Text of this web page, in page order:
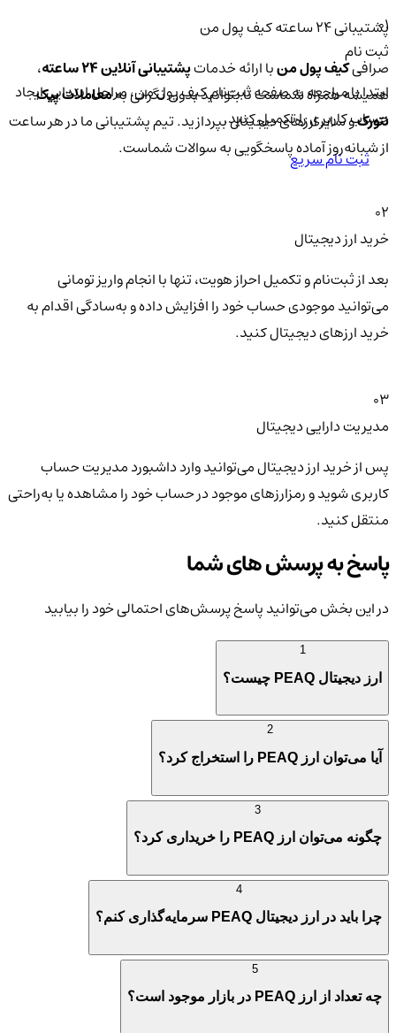
پشتیبانی ۲۴ ساعته کیف پول من
صرافیکیف پول منبا ارائه خدماتپشتیبانی آنلاین ۲۴ ساعته
،
همیشه همراه شماست تا بتوانید بدون نگرانی بهمعاملات پیک
نتورکو سایر ارزهای دیجیتال بپردازید. تیم پشتیبانی ما در هر ساعت
از شبانه‌روز آماده پاسخگویی به سوالات شماست.
01
ثبت نام
ابتدا با مراجعه به صفحه ثبت‌نام کیف‌ پول من، مراحل ابتدایی ایجاد
حساب کاربری را تکمیل کنید.
ثبت نام سریع
02
خرید ارز دیجیتال
بعد از ثبت‌نام و تکمیل احراز هویت، تنها با انجام واریز تومانی
می‌توانید موجودی حساب خود را افزایش داده و به‌سادگی اقدام به
خرید ارزهای دیجیتال کنید.
03
مدیریت دارایی دیجیتال
پس از خرید ارز دیجیتال می‌توانید وارد داشبورد مدیریت حساب
کاربری شوید و رمزارزهای موجود در حساب خود را مشاهده یا به‌راحتی
منتقل کنید.
پاسخ به پرسش های شما
در این بخش می‌توانید پاسخ پرسش‌های احتمالی خود را بیابید
ارز دیجیتال PEAQ چیست؟
آیا می‌توان ارز PEAQ را استخراج کرد؟
چگونه می‌توان ارز PEAQ را خریداری کرد؟
چرا باید در ارز دیجیتال PEAQ سرمایه‌گذاری کنم؟
چه تعداد از ارز PEAQ در بازار موجود است؟